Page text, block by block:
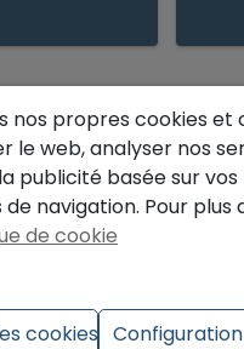
nos propres cookies et
le web, analyser nos
publicité basée sur
navigation. Pour plus
de cookie
cookies Configuration